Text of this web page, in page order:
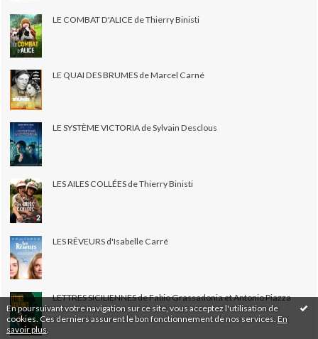
En poursuivant votre navigation sur ce site, vous acceptez l'utilisation de
cookies. Ces derniers assurent le bon fonctionnement de nos services. En
savoir plus
LE COMBAT D'ALICE de Thierry Binisti
LE QUAI DES BRUMES de Marcel Carné
LE SYSTÈME VICTORIA de Sylvain Desclous
LES AILES COLLÉES de Thierry Binisti
LES RÊVEURS d'Isabelle Carré
LETTRES SICILIENNES de Fabio Grassadonia et Antonio Piazza